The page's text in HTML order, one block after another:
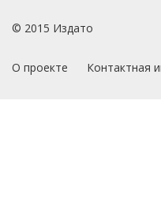
© 2015 Издато
О проекте Контактная